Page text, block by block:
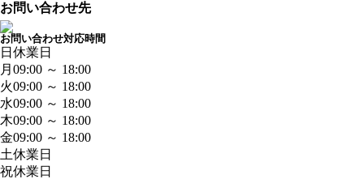
お問い合わせ先
お問い合わせ対応時間
日 休業日
月 09:00 ～ 18:00
火09:00 ～ 18:00
水09:00 ～ 18:00
木09:00 ～ 18:00
金09:00 ～ 18:00
土休業日
祝休業日